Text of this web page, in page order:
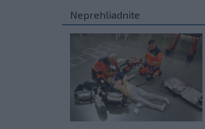
Neprehliadnite